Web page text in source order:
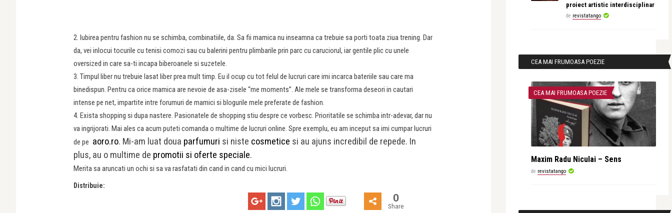
2. Iubirea pentru fashion nu se schimba, combinatiile, da. Sa fii mamica nu inseamna ca trebuie sa porti toata ziua trening. Dar
da, vei inlocui tocurile cu tenisi comozi sau cu balerini pentru plimbarile prin parc cu caruciorul, iar gentile plic cu unele
oversized in care sa-ti incapa biberoanele si suzetele.
3. Timpul liber nu trebuie lasat liber prea mult timp. Eu il ocup cu tot felul de lucruri care imi incarca bateriile sau care ma
binedispun. Pentru ca orice mamica are nevoie de asa-zisele “me moments”. Ale mele se transforma deseori in cautari
intense pe net, impartite intre forumuri de mamici si blogurile mele preferate de fashion.
4. Exista shopping si dupa nastere. Pasionatele de shopping stiu despre ce vorbesc. Prioritatile se schimba intr-adevar, dar nu
va ingrijorati. Mai ales ca acum puteti comanda o multime de lucruri online. Spre exemplu, eu am inceput sa imi cumpar lucruri
de pe aoro.ro. Mi-am luat doua parfumuri si niste cosmetice si au ajuns incredibil de repede. In
plus, au o multime de promotii si oferte speciale.
Merita sa aruncati un ochi si sa va rasfatati din cand in cand cu mici lucruri.
Distribuie:
0
Share
proiect artistic interdisciplinar
de revistatango
CEA MAI FRUMOASA POEZIE
CEA MAI FRUMOASA POEZIE
Maxim Radu Niculai – Sens
de revistatango